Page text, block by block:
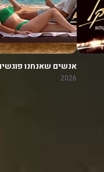
אנשים שאנחנו
בחופשה
2026